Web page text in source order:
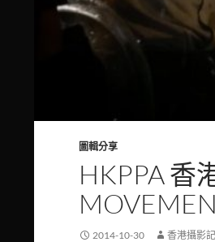
圖輯分享
HKPPA 香
2014-10-30 香港攝影